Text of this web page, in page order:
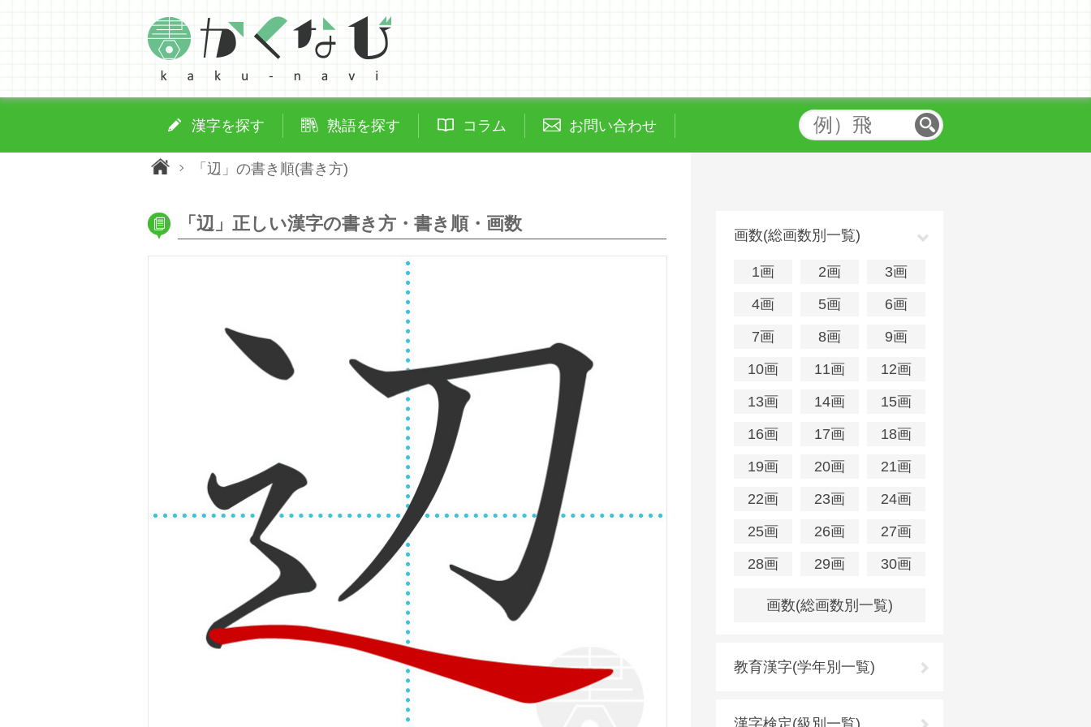
漢字を探す 熟語を探す コラム お問い合わせ
「辺」の書き順(書き方)
「辺」正しい漢字の書き方・書き順・画数
画数(総画数別一覧)
1画 2画
3画
4画
5画
6画
7画
8画
9画
10画
11画
12画
13画
14画
15画
16画
17画
18画
19画
20画
21画
22画
23画
24画
25画
26画
27画
28画
29画 30画
画数(総画数別一覧)
教育漢字(学年別一覧)
漢字検定(級別一覧)